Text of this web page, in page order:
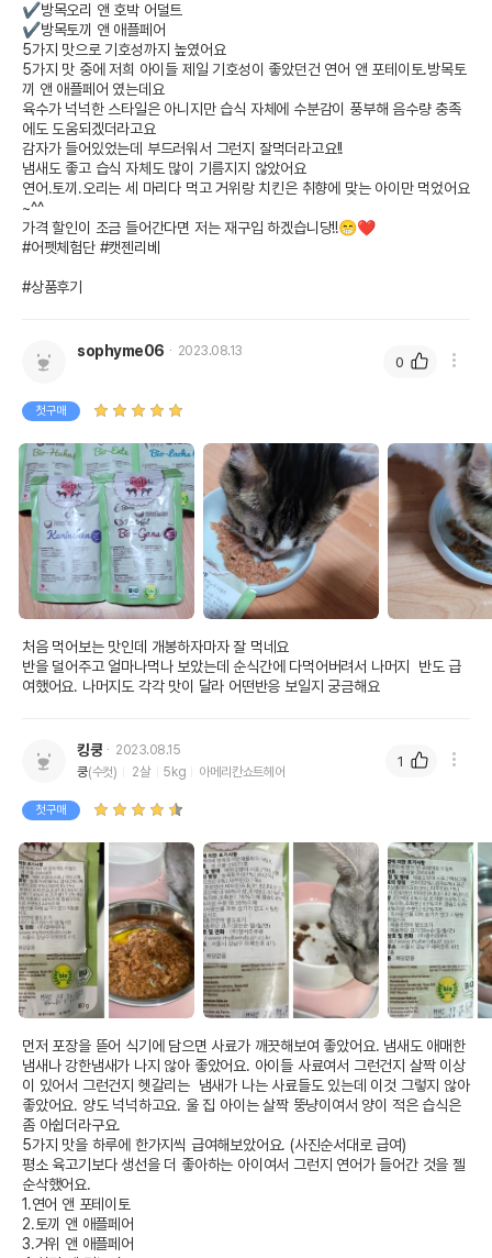
✔방목오리 앤 호박 어덜트
✔방목토끼 앤 애플페어
5가지 맛으로 기호성까지 높였어요
5가지 맛 중에 저희 아이들 제일 기호성이 좋았던건 연어 앤 포테이토.방목토
끼 앤 애플페어 였는데요
육수가 넉넉한 스타일은 아니지만 습식 자체에 수분감이 풍부해 음수량 충족
에도 도움되겠더라고요
감자가 들어있었는데 부드러워서 그런지 잘먹더라고요!!
냄새도 좋고 습식 자체도 많이 기름지지 않았어요
연어.토끼.오리는 세 마리다 먹고 거위랑 치킨은 취향에 맞는 아이만 먹었어요
~^^
가격 할인이 조금 들어간다면 저는 재구입 하겠습니당!!😁❤
#어펫체험단 #캣젠리베
#상품후기
sophyme06 2023.08.13
첫구매
처음 먹어보는 맛인데 개봉하자마자 잘 먹네요
반을 덜어주고 얼마나먹나 보았는데 순식간에 다먹어버려서 나머지  반도 급
여했어요. 나머지도 각각 맛이 달라 어떤반응 보일지 궁금해요
0
킹쿵
2023.08.15
쿵(수컷) 2살 5kg 아메리칸쇼트헤어
첫구매
먼저 포장을 뜯어 식기에 담으면 사료가 깨끗해보여 좋았어요. 냄새도 애매한
냄새나 강한냄새가 나지 않아 좋았어요. 아이들 사료여서 그런건지 살짝 이상
이 있어서 그런건지 헷갈리는  냄새가 나는 사료들도 있는데 이것 그렇지 않아
좋았어요. 양도 넉넉하고요. 울 집 아이는 살짝 뚱냥이여서 양이 적은 습식은
좀 아쉽더라구요.
5가지 맛을 하루에 한가지씩 급여해보았어요. (사진순서대로 급여)
평소 육고기보다 생선을 더 좋아하는 아이여서 그런지 연어가 들어간 것을 젤
순삭했어요.
1.연어 앤 포테이토
2.토끼 앤 애플페어
3.거위 앤 애플페어
1